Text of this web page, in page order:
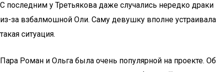
С последним у Третьякова даже случались нередко драки
из-за взбалмошной Оли. Саму девушку вполне устраивала
такая ситуация.
Пара Роман и Ольга была очень популярной на проекте. Об